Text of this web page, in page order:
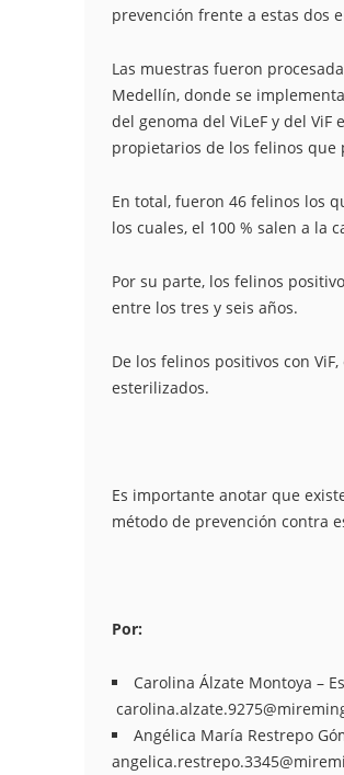
prevención frente a estas dos
Las muestras fueron
Medellín, donde se
del genoma del ViLeF y del
propietarios de los felinos
En total, fueron 46 felinos los
los cuales, el 100 % salen a la
Por su parte, los felinos
entre los tres y seis años.
De los felinos positivos con
esterilizados.
Es importante anotar que
método de prevención contra
Por:
Carolina Álzate Montoya –
Angélica María Restrepo